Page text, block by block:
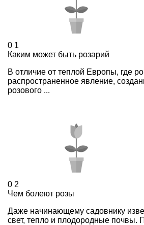
0 1
Каким может быть розарий
В отличие от теплой Европы, где
распространенное явление,
розового ...
0 2
Чем болеют розы
Даже начинающему садовнику
свет, тепло и плодородные почвы.